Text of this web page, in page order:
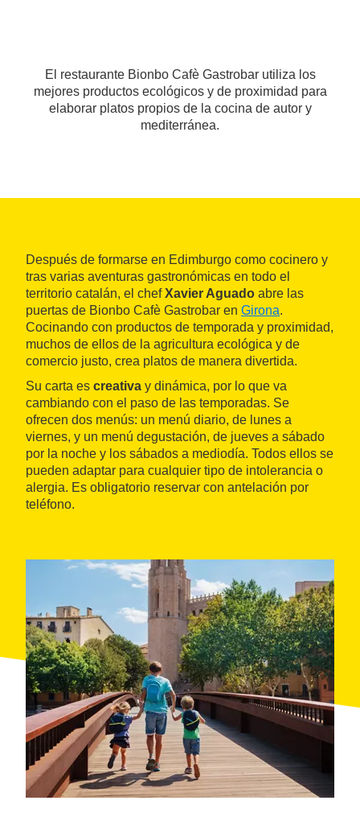
El restaurante Bionbo Cafè Gastrobar utiliza los
mejores productos ecológicos y de proximidad para
elaborar platos propios de la cocina de autor y
mediterránea.
Después de formarse en Edimburgo como cocinero y
tras varias aventuras gastronómicas en todo el
territorio catalán, el chefXavier Aguado abre las
puertas de Bionbo Cafè Gastrobar en Girona.
Cocinando con productos de temporada y proximidad,
muchos de ellos de la agricultura ecológica y de
comercio justo, crea platos de manera divertida.
Su carta es creativa y dinámica, por lo que va
cambiando con el paso de las temporadas. Se
ofrecen dos menús: un menú diario, de lunes a
viernes, y un menú degustación, de jueves a sábado
por la noche y los sábados a mediodía. Todos ellos se
pueden adaptar para cualquier tipo de intolerancia o
alergia. Es obligatorio reservar con antelación por
teléfono.